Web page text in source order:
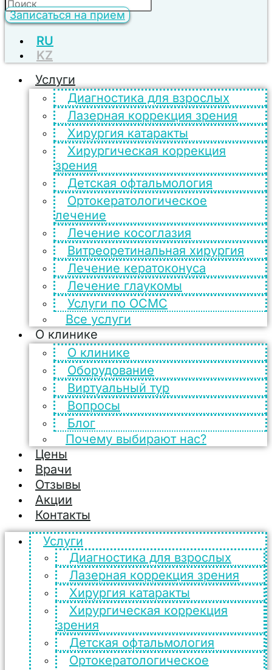
Записаться на прием
RU
KZ
Услуги
Диагностика для взрослых
Лазерная коррекция зрения
Хирургия катаракты
Хирургическая коррекция
зрения
Детская офтальмология
Ортокератологическое
лечение
Лечение косоглазия
Витреоретинальная хирургия
Лечение кератоконуса
Лечение глаукомы
Услуги по ОСМС
Все услуги
О клинике
О клинике
Оборудование
Виртуальный тур
Вопросы
Блог
Почему выбирают нас?
Цены
Врачи
Отзывы
Акции
Контакты
Услуги
Диагностика для взрослых
Лазерная коррекция зрения
Хирургия катаракты
Хирургическая коррекция
зрения
Детская офтальмология
Ортокератологическое